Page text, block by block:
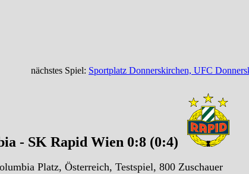
nächstes Spiel: Sportplatz Donnerskirchen, UFC
- SK Rapid Wien 0:8 (0:4)
Platz, Österreich, Testspiel, 800 Zuschauer